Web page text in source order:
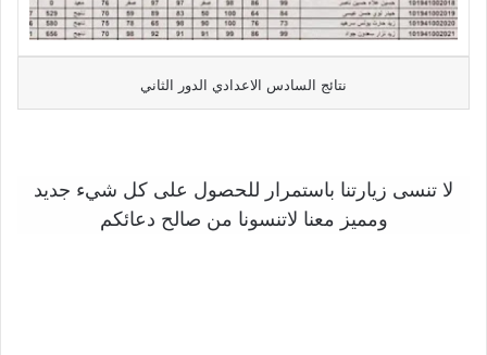
نتائج السادس الاعدادي الدور الثاني
لا تنسى زيارتنا باستمرار للحصول على كل شيء جديد
ومميز معنا لاتنسونا من صالح دعائكم